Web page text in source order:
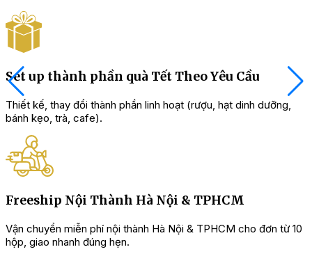
Set up thành phần quà Tết Theo Yêu Cầu
Thiết kế, thay đổi thành phần linh hoạt (rượu, hạt dinh dưỡng,
bánh kẹo, trà, cafe).
Freeship Nội Thành Hà Nội & TPHCM
Vận chuyển miễn phí nội thành Hà Nội & TPHCM cho đơn từ 10
hộp, giao nhanh đúng hẹn.